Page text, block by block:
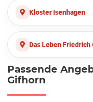
Kloster Isenhagen
Das Leben Friedrich
Passende
Gifhorn